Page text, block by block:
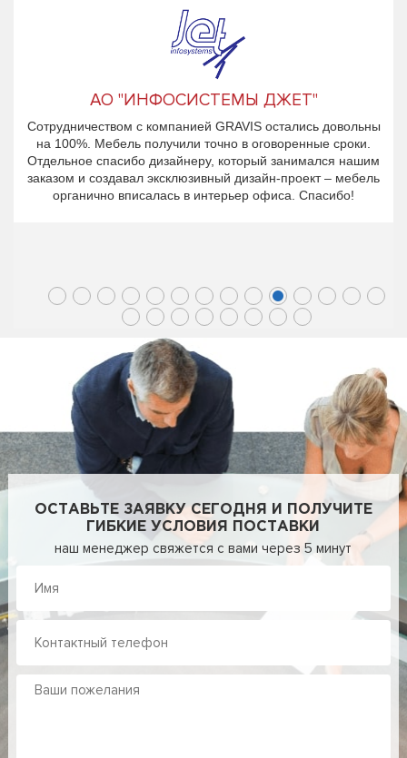
АО "ИНФОСИСТЕМЫ ДЖЕТ"
Сотрудничеством с компанией GRAVIS остались довольны
на 100%. Мебель получили точно в оговоренные сроки.
Отдельное спасибо дизайнеру, который занимался нашим
заказом и создавал эксклюзивный дизайн-проект – мебель
органично вписалась в интерьер офиса. Спасибо!
ОСТАВЬТЕ ЗАЯВКУ СЕГОДНЯ И ПОЛУЧИТЕ
ГИБКИЕ УСЛОВИЯ ПОСТАВКИ
наш менеджер свяжется с вами через 5 минут